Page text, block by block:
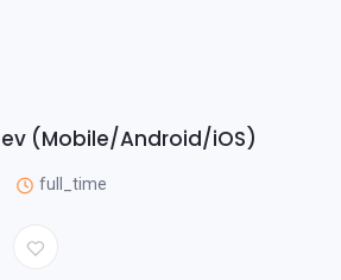
(Mobile/Android/iOS)
full_time